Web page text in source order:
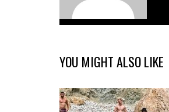
YOU MIGHT ALSO LIKE